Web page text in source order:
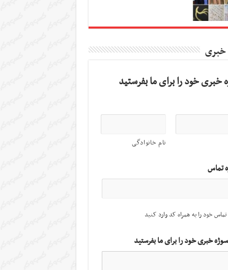
خبری
خبری خود را برای ما بفرستید
نام خانوادگی
تماس
خود را به همراه کد وارد کنید
خبری خود را برای ما بفرستید